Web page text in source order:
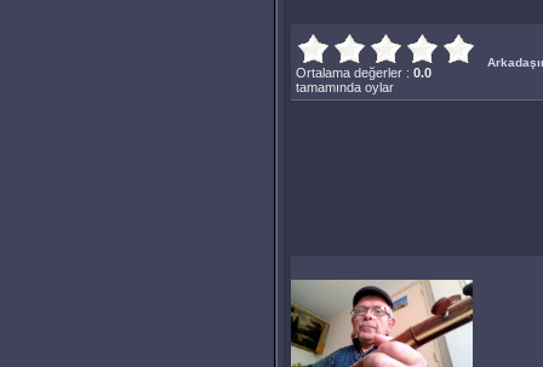
Ortalama değerler : 0.0
tamamında oylar